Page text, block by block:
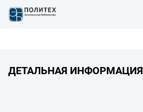
ДЕТАЛЬНАЯ ИНФОРМАЦИЯ